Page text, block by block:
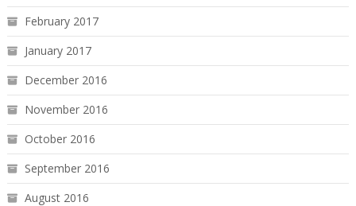
February 2017
January 2017
December 2016
November 2016
October 2016
September 2016
August 2016